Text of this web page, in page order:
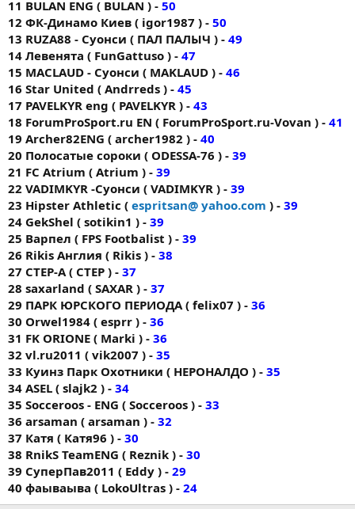
11 BULAN ENG ( BULAN ) - 50
12 ФК-Динамо Киев ( igor1987 ) - 50
13 RUZA88 - Суонси ( ПАЛ ПАЛЫЧ ) - 49
14 Левенята ( FunGattuso ) - 47
15 MACLAUD - Суонси ( MAKLAUD ) - 46
16 Star United ( Andrreds ) - 45
17 PAVELKYR eng ( PAVELKYR ) - 43
18 ForumProSport.ru EN ( ForumProSport.ru-Vovan ) - 41
19 Archer82ENG ( archer1982 ) - 40
20 Полосатые сороки ( ODESSA-76 ) - 39
21 FС Аtrium ( Atrium ) - 39
22 VADIMKYR -Суонси ( VADIMKYR ) - 39
23 Hipster Athletic ( espritsan@ yahoo.com ) - 39
24 GekShel ( sotikin1 ) - 39
25 Варпел ( FPS Footbalist ) - 39
26 Rikis Англия ( Rikis ) - 38
27 CTEP-A ( CTEP ) - 37
28 saxarland ( SAXAR ) - 37
29 ПАРК ЮРСКОГО ПЕРИОДА ( felix07 ) - 36
30 Orwel1984 ( esprr ) - 36
31 FK ORIONE ( Markі ) - 36
32 vl.ru2011 ( vik2007 ) - 35
33 Куинз Парк Охотники ( НЕРОНАЛДО ) - 35
34 ASEL ( slajk2 ) - 34
35 Socceroos - ENG ( Socceroos ) - 33
36 arsaman ( arsaman ) - 32
37 Катя ( Катя96 ) - 30
38 RnikS TeamENG ( Reznik ) - 30
39 СуперПав2011 ( Eddy ) - 29
40 фаываыва ( LokoUltras ) - 24